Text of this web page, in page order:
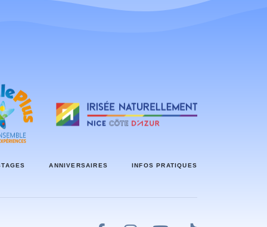
ANNIVERSAIRES INFOS PRATIQUES